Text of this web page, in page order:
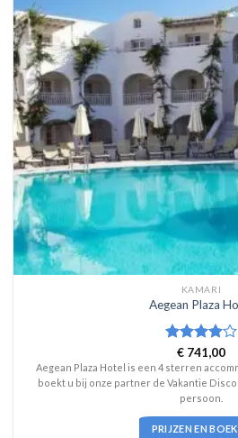
KAMARI
Aegean Plaza
Waardering
4uit 5
€ 741,00
Aegean Plaza Hotel is een 4 sterren
boekt u bij onze partner de Vakantie
persoon.
PRIJZEN EN